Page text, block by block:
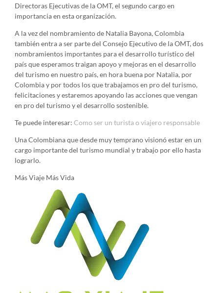
Directoras Ejecutivas de la OMT, el segundo cargo en
importancia en esta organización.
A la vez del nombramiento de Natalia Bayona, Colombia
también entra a ser parte del Consejo Ejecutivo de la OMT, dos
nombramientos importantes para el desarrollo turístico del
país que esperamos traigan apoyo y mejoras en el desarrollo
del turismo en nuestro país, en hora buena por Natalia, por
Colombia y por todos los que trabajamos en pro del turismo,
felicitaciones y estaremos apoyando las acciones que vengan
en pro del turismo y el desarrollo sostenible.
Te puede interesar: Como ser un turista o viajero responsable
Una Colombiana que desde muy temprano visionó estar en un
cargo importante del turismo mundial y trabajo por ello hasta
lograrlo.
Más Viaje Más Vida